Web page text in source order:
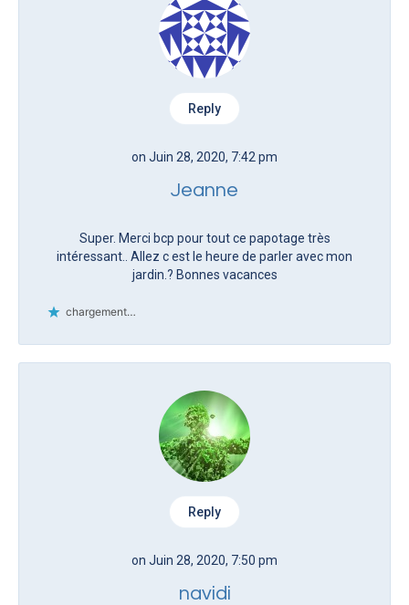
Reply
on Juin 28, 2020, 7:42 pm
Jeanne
Super. Merci bcp pour tout ce papotage très
intéressant.. Allez c est le heure de parler avec mon
jardin.? Bonnes vacances
chargement…
Reply
on Juin 28, 2020, 7:50 pm
navidi